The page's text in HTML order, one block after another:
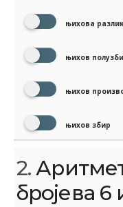
њихова
њихов
њихов
њихов збир
2.
бројева 6